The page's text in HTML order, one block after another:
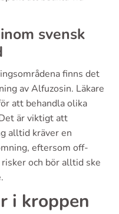
svensk
finns det
av Alfuzosin. Läkare
att behandla olika
är viktigt att
alltid kräver en
eftersom off-
och bör alltid ske
i kroppen